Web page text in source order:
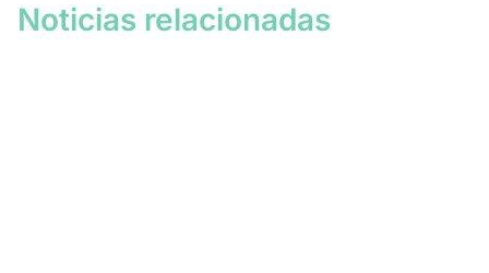
Noticias relacionadas